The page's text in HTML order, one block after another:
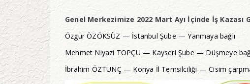
Genel Merkezimize 2022 Mart Ayı İçinde İş
Özgür ÖZÖKSÜZ — İstanbul Şube — Yanmaya bağlı
Mehmet Niyazi TOPÇU — Kayseri Şube — Düşmeye
İbrahim ÖZTUNÇ — Konya İl Temsilciliği — Cisim